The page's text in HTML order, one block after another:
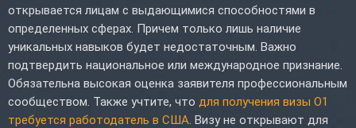
открывается лицам с выдающимися способностями в
определенных сферах. Причем только лишь наличие
уникальных навыков будет недостаточным. Важно
подтвердить национальное или международное признание.
Обязательна высокая оценка заявителя профессиональным
сообществом. Также учтите, что для получения визы O1
требуется работодатель в США. Визу не открывают для